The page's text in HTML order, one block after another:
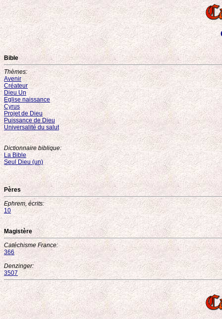
Bible
Thèmes:
Avenir
Créateur
Dieu Un
Eglise naissance
Cyrus
Projet de Dieu
Puissance de Dieu
Universalité du salut
Dictionnaire biblique:
La Bible
Seul Dieu (un)
Pères
Ephrem, écrits:
10
Magistère
Catéchisme France:
366
Denzinger:
3507